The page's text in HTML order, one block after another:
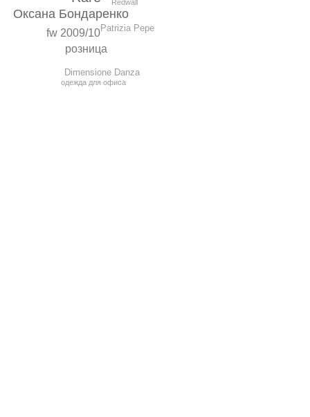
Оксана Бондаренко
fw 2009/10
розница
Patrizia Pepe
Dimensione Danza
одежда для офиса
Redwall